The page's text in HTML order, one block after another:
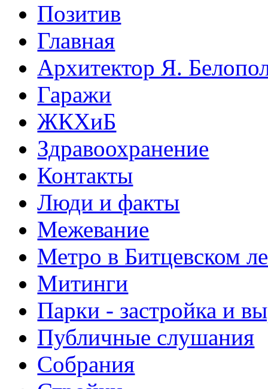
Позитив
Главная
Архитектор Я.
Гаражи
ЖКХиБ
Здравоохранение
Контакты
Люди и факты
Межевание
Метро в Битцевском
Митинги
Парки - застройка и
Публичные слушания
Собрания